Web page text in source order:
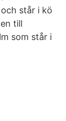
står i kö
till
som står i